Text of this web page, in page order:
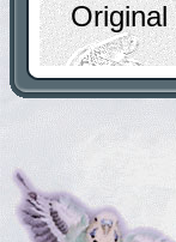
Original